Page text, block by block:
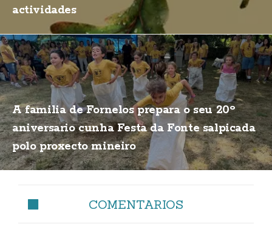
actividades
A familia de Fornelos prepara o seu 20º
aniversario cunha Festa da Fonte salpicada
polo proxecto mineiro
COMENTARIOS